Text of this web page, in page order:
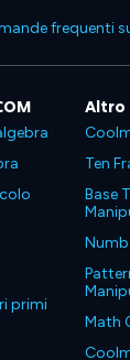
frequenti
primi
Altro
Ten
Base
Math